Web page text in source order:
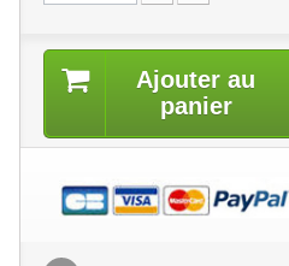
Ajouter au
panier